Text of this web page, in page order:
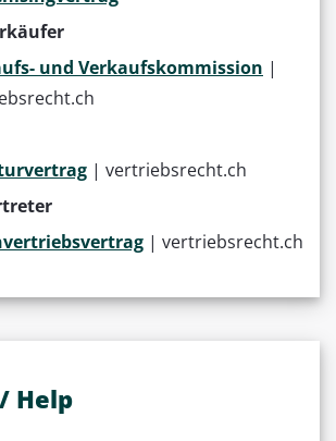
und Verkaufskommission |
| vertriebsrecht.ch
| vertriebsrecht.ch
Help